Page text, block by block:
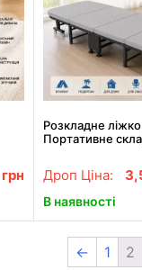
грн
Розкладне
Портативне
Дроп Ціна:
В наявності
← 1 2